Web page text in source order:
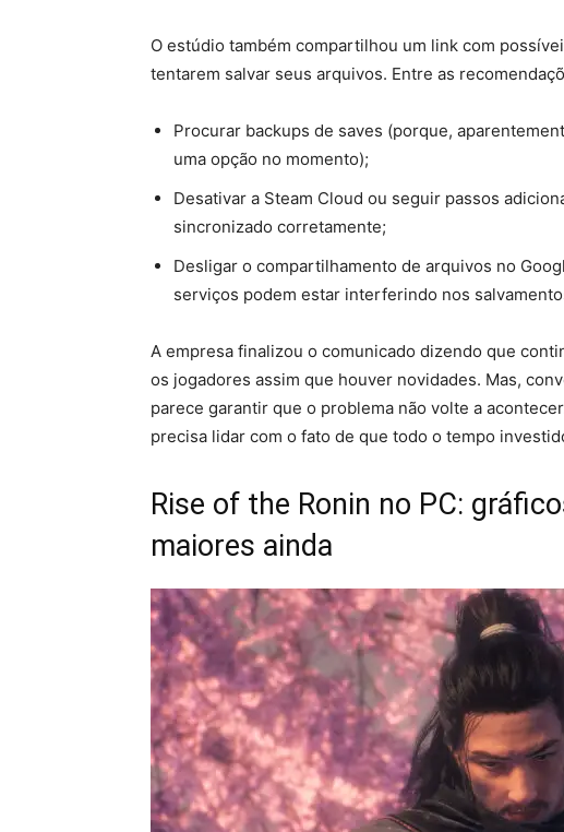
O estúdio também compartilhou um link com
tentarem salvar seus arquivos. Entre as
Procurar backups de saves (porque,
uma opção no momento);
Desativar a Steam Cloud ou seguir passos
sincronizado corretamente;
Desligar o compartilhamento de arquivos no
serviços podem estar interferindo nos
A empresa finalizou o comunicado dizendo que
os jogadores assim que houver novidades. Mas,
parece garantir que o problema não volte a
precisa lidar com o fato de que todo o tempo
Rise of the Ronin no PC:
maiores ainda